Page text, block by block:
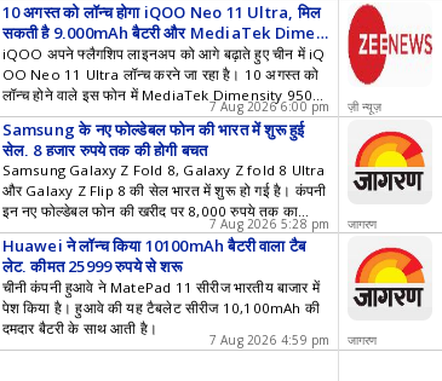
10 अगस्त को लॉन्च होगा iQOO Neo 11 Ultra, मिल
सकती है 9,000mAh बैटरी और MediaTek Dimen
sity 9500 प्रोसेसर
iQOO अपने फ्लैगशिप लाइनअप को आगे बढ़ाते हुए चीन में iQ
OO Neo 11 Ultra लॉन्च करने जा रहा है। 10 अगस्त को
लॉन्च होने वाले इस फोन में MediaTek Dimensity 9500
चिपसेट और 9,000mAh की बड़ी बैटरी मिलने की उम्मीद है।
7 Aug 2026 6:00 pm ज़ी न्यूज़
Samsung के नए फोल्डेबल फोन की भारत में शुरू हुई
सेल, 8 हजार रुपये तक की होगी बचत
Samsung Galaxy Z Fold 8, Galaxy Z fold 8 Ultra
और Galaxy Z Flip 8 की सेल भारत में शुरू हो गई है। कंपनी
इन नए फोल्डेबल फोन की खरीद पर 8,000 रुपये तक का
डिस्काउंट ऑफर कर रही है।
7 Aug 2026 5:28 pm जागरण
Huawei ने लॉन्च किया 10100mAh बैटरी वाला टैब
लेट, कीमत 25999 रुपये से शुरू
चीनी कंपनी हुआवे ने MatePad 11 सीरीज भारतीय बाजार में
पेश किया है। हुआवे की यह टैबलेट सीरीज 10,100mAh की
दमदार बैटरी के साथ आती है।
7 Aug 2026 4:59 pm जागरण